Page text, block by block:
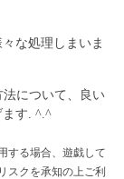
な処理しまいま
について、良い
ます. ^.^
する場合、遊戯して
スクを承知の上ご利